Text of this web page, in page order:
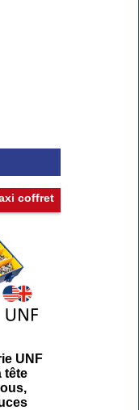
coffret
UNF
tête